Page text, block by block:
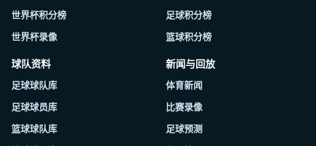
世界杯积分榜
世界杯录像
足球积分榜
篮球积分榜
球队资料
足球球队库
足球球员库
篮球球队库
新闻与回放
体育新闻
比赛录像
足球预测